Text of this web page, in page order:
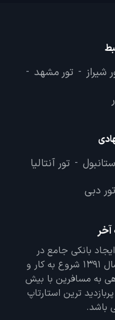
شیراز - تور مشهد -
- تور آنتالیا
تور دبی
آخر
بانکی جامع در
تمامی زمینه های گردشگری در سال 1391 شروع به کار و
دهی به مسافرین با بیش
ترین استارتاپ
باشد.